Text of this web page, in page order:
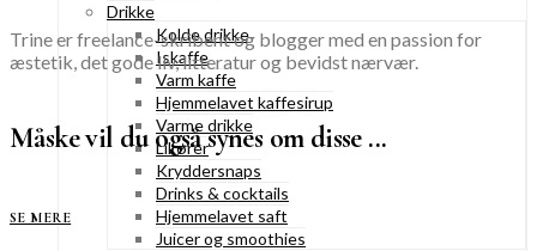
Drikke
Kolde drikke
Iskaffe
Varm kaffe
Hjemmelavet kaffesirup
Varme drikke
Likører
Kryddersnaps
Drinks & cocktails
Hjemmelavet saft
Juicer og smoothies
Trine er freelance-skribent og blogger med en passion for
æstetik, det gode liv, litteratur og bevidst nærvær.
Måske vil du også synes om disse ...
SE MERE